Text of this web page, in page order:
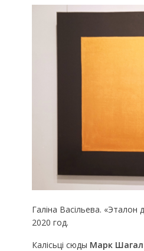
Галіна Васільева. «Эталон
2020 год.
Калісьці сюды Марк Шагал